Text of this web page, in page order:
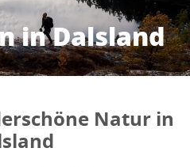
in Dalsland
Natur in